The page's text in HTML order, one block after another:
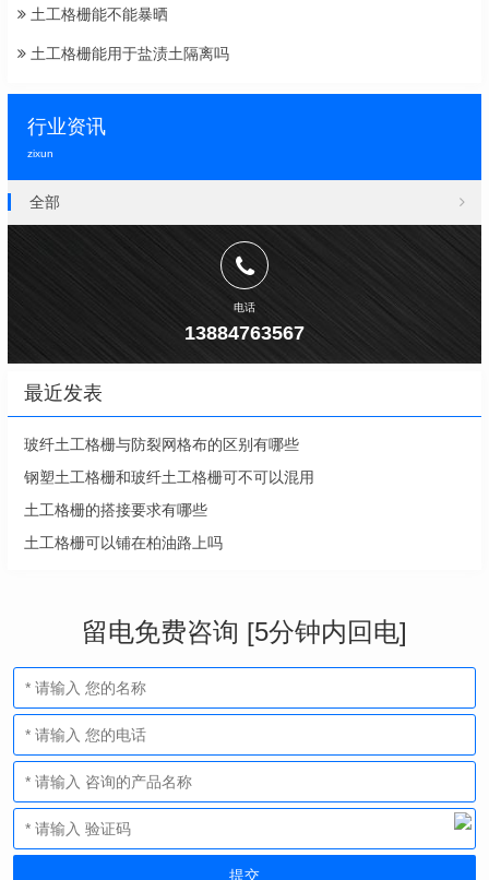
土工格栅能不能暴晒
土工格栅能用于盐渍土隔离吗
行业资讯
zixun
全部
电话
13884763567
最近发表
玻纤土工格栅与防裂网格布的区别有哪些
钢塑土工格栅和玻纤土工格栅可不可以混用
土工格栅的搭接要求有哪些
土工格栅可以铺在柏油路上吗
留电免费咨询 [5分钟内回电]